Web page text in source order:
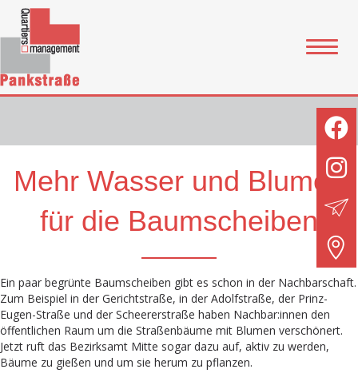
Mehr Wasser und Blumen
für die Baumscheiben
Ein paar begrünte Baumscheiben gibt es schon in der Nachbarschaft.
Zum Beispiel in der Gerichtstraße, in der Adolfstraße, der Prinz-
Eugen-Straße und der Scheererstraße haben Nachbar:innen den
öffentlichen Raum um die Straßenbäume mit Blumen verschönert.
Jetzt ruft das Bezirksamt Mitte sogar dazu auf, aktiv zu werden,
Bäume zu gießen und um sie herum zu pflanzen.